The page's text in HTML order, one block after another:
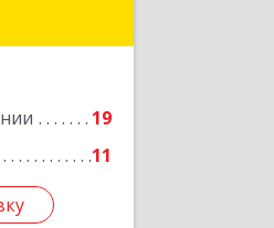
19
11
Подробнее